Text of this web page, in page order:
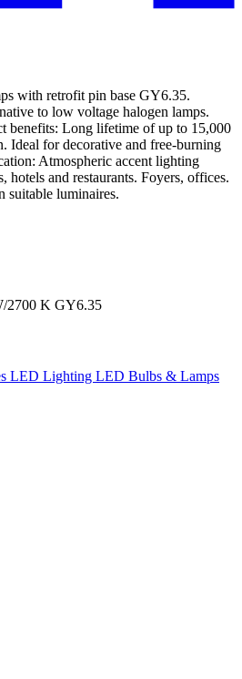
with retrofit pin base GY6.35.
to low voltage halogen lamps.
benefits: Long lifetime of up to 15,000
Ideal for decorative and free-burning
Atmospheric accent lighting
hotels and restaurants. Foyers, offices.
suitable luminaires.
2700 K GY6.35
LED Lighting LED Bulbs & Lamps